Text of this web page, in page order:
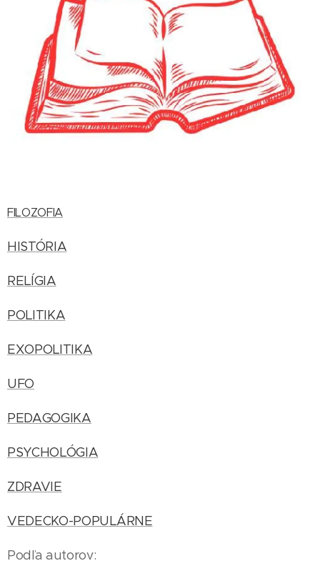
FILOZOFIA
HISTÓRIA
RELÍGIA
POLITIKA
EXOPOLITIKA
UFO
PEDAGOGIKA
PSYCHOLÓGIA
ZDRAVIE
VEDECKO-POPULÁRNE
Podľa autorov: